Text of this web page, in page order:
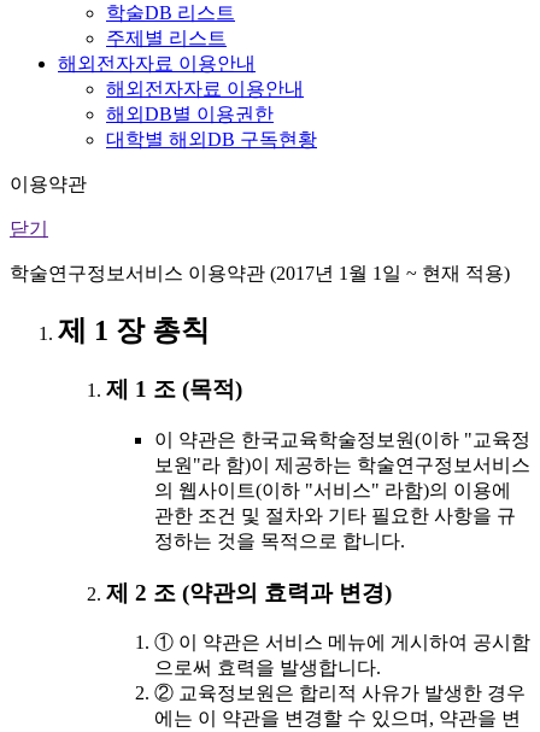
학술DB 리스트
주제별 리스트
해외전자자료 이용안내
해외전자자료 이용안내
해외DB별 이용권한
대학별 해외DB 구독현황
이용약관
닫기
학술연구정보서비스 이용약관 (2017년 1월 1일 ~ 현재 적용)
제 1 장 총칙
제 1 조 (목적)
이 약관은 한국교육학술정보원(이하 "교육정
보원"라 함)이 제공하는 학술연구정보서비스
의 웹사이트(이하 "서비스" 라함)의 이용에
관한 조건 및 절차와 기타 필요한 사항을 규
정하는 것을 목적으로 합니다.
제 2 조 (약관의 효력과 변경)
① 이 약관은 서비스 메뉴에 게시하여 공시함
으로써 효력을 발생합니다.
② 교육정보원은 합리적 사유가 발생한 경우
에는 이 약관을 변경할 수 있으며, 약관을 변